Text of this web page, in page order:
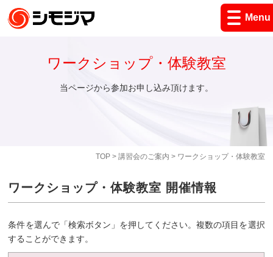
Menu
TOP> 講習会のご案内 > ワークショップ・体験教室
ワークショップ・体験教室
当ページから参加お申し込み頂けます。
ワークショップ・体験教室 開催情報
条件を選んで「検索ボタン」を押してください。複数の項目を選択
することができます。